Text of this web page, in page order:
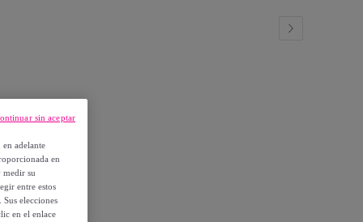
adelante
en
medir su
entre estos
elecciones
en el enlace
sin aceptar